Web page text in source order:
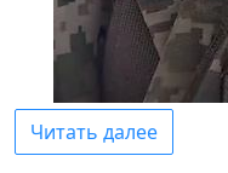
Читать далее